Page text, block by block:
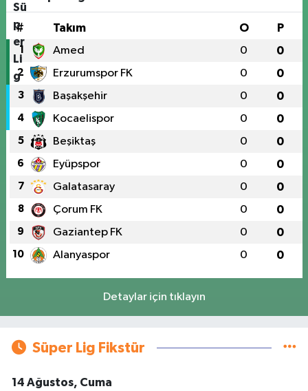
# Takım O P
1 Amed 0 0
2 Erzurumspor FK 0 0
3 Başakşehir 0 0
4 Kocaelispor 0 0
5 Beşiktaş 0 0
6 Eyüpspor 0 0
7 Galatasaray 0 0
8 Çorum FK 0 0
9 Gaziantep FK 0 0
10 Alanyaspor 0 0
Detaylar için tıklayın
Süper Lig Fikstür
14 Ağustos, Cuma